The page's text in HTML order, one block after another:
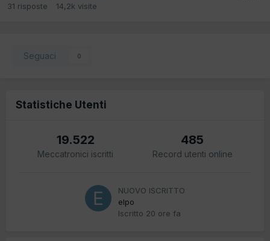
31 risposte 14,2k visite
Seguaci 0
Statistiche Utenti
19.522
Meccatronici iscritti
485
Record utenti online
NUOVO ISCRITTO
elpo
Iscritto 20 ore fa